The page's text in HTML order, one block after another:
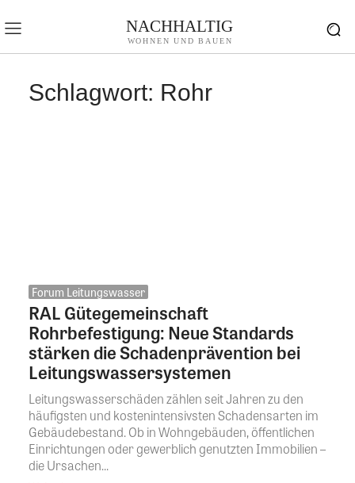
NACHHALTIG
WOHNEN UND BAUEN
Schlagwort: Rohr
Forum Leitungswasser
RAL Gütegemeinschaft
Rohrbefestigung: Neue Standards
stärken die Schadenprävention bei
Leitungswassersystemen
Leitungswasserschäden zählen seit Jahren zu den
häufigsten und kostenintensivsten Schadensarten im
Gebäudebestand. Ob in Wohngebäuden, öffentlichen
Einrichtungen oder gewerblich genutzten Immobilien –
die Ursachen...